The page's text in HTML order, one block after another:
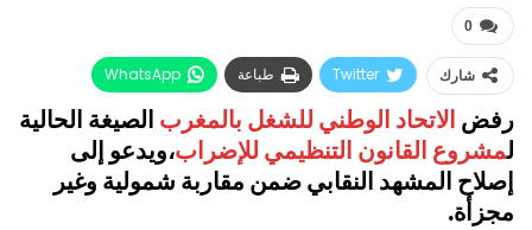
0
شارك Twitter طباعة
WhatsApp
البريد الإلكتروني
Facebook رفض الاتحاد الوطني للشغل بالمغرب الصيغة الحالية
لمشروع القانون التنظيمي للإضراب،ويدعو إلى
إصلاح المشهد النقابي ضمن مقاربة شمولية وغير
مجزأة.